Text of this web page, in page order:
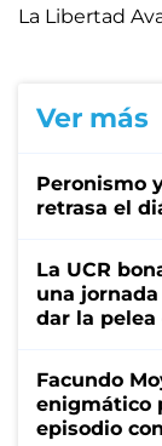
La Libertad
Ver más
Peronismo
retrasa el
La UCR
una
dar la pelea
Facundo
enigmático
episodio